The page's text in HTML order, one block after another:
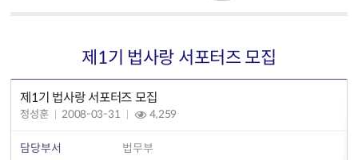
제1기 법사랑 서포터즈 모집
제1기 법사랑 서포터즈 모집
정성훈 2008-03-31 4,259
담당부서 법무부